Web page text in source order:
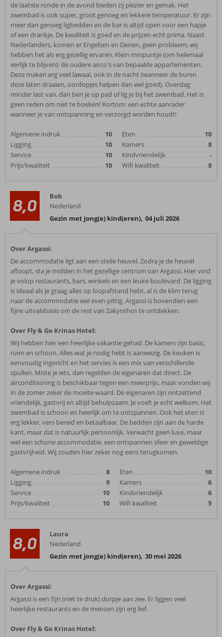
de laatste ronde in de avond bieden zij plezier en gemak. Het
zwembad is ook super, groot genoeg en lekkere temperatuur. Er zijn
meer dan genoeg ligbedden en de bar is altijd open voor een hapje
of een drankje. De kwaliteit is goed en de prijzen echt prima. Naast
Nederlanders, komen er Engelsen en Denen, geen probleem, wij
hebben het als erg gezellig ervaren. Klein minpuntje (om helemaal
eerlijk te blijven): de oudere airco's van bepaalde appartementen.
Deze maken erg veel lawaai, ook in de nacht (wanneer de buren
deze laten draaien, oordopjes helpen dan wel goed). Overdag
minder last van, dan ben je op pad of lig je bij het zwembad. Het is
geen reden om niet te boeken! Kortom: een echte aanrader
wanneer je van ontspanning en verzorgd worden houdt!
Algemene indruk
10
Ligging
10
Service
10
Prijs/kwaliteit
10
Eten
10
Kamers
8
Kindvriendelijk
-
Wifi kwaliteit
8
8,0
Bob
Nederland
Gezin met jong(e) kind(eren), 04 juli 2026
Over Argassi:
De accommodatie ligt aan een steile heuvel. Zodra je de heuvel
afloopt, sta je midden in het gezellige centrum van Argassi. Hier vind
je volop restaurants, bars, winkels en een leuke boulevard. De ligging
is ideaal als je graag alles op loopafstand hebt, al is de klim terug
naar de accommodatie wel even pittig. Argassi is bovendien een
fijne uitvalsbasis om de rest van Zakynthos te ontdekken.
Over Fly & Go Krinas Hotel:
Wij hebben hier een heerlijke vakantie gehad. De kamers zijn basic,
ruim en schoon. Alles wat je nodig hebt is aanwezig. De keuken is
eenvoudig ingericht en het servies is een mix van verschillende
spullen. Miste je iets, dan regelden de eigenaren dat direct. De
airconditioning is beschikbaar tegen een meerprijs, maar vonden wij
in de zomer zeker de moeite waard. De eigenaren zijn ontzettend
vriendelijk, gastvrij en altijd behulpzaam. Je voelt je echt welkom. Het
zwembad is schoon en heerlijk om te ontspannen. Ook het eten is
erg lekker, vers bereid en betaalbaar. De bedden zijn aan de harde
kant, maar dat is natuurlijk persoonlijk. Verwacht geen luxe, maar
wel een schone accommodatie, een ontspannen sfeer en geweldige
gastvrijheid. Wij zouden hier zeker nog eens terugkomen.
Algemene indruk
8
Ligging
9
Service
10
Prijs/kwaliteit
10
Eten
10
Kamers
6
Kindvriendelijk
6
Wifi kwaliteit
5
8,0
Laura
Nederland
Gezin met jong(e) kind(eren), 30 mei 2026
Over Argassi:
Argassi is een fijn (niet te druk) dorpje aan zee. Er liggen veel
heerlijke restaurants en de mensen zijn erg lief.
Over Fly & Go Krinas Hotel: